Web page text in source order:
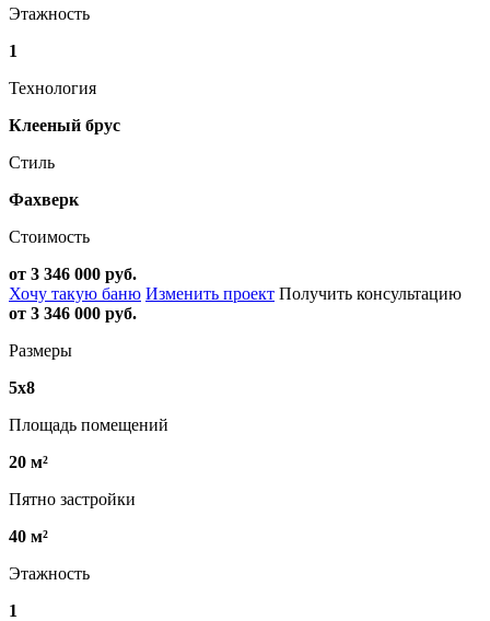
Этажность
1
Технология
Клееный брус
Стиль
Фахверк
Стоимость
от 3 346 000 руб.
Хочу такую баню Изменить проект Получить консультацию
от 3 346 000 руб.
Размеры
5х8
Площадь помещений
20 м²
Пятно застройки
40 м²
Этажность
1